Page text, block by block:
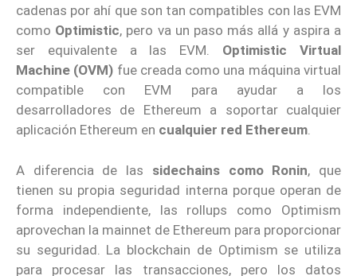
cadenas por ahí que son tan compatibles con las EVM
como Optimistic, pero va un paso más allá y aspira a
ser equivalente a las EVM. Optimistic Virtual
Machine (OVM) fue creada como una máquina virtual
compatible con EVM para ayudar a los
desarrolladores de Ethereum a soportar cualquier
aplicación Ethereum en cualquier red Ethereum.
A diferencia de las sidechains como Ronin, que
tienen su propia seguridad interna porque operan de
forma independiente, las rollups como Optimism
aprovechan la mainnet de Ethereum para proporcionar
su seguridad. La blockchain de Optimism se utiliza
para procesar las transacciones, pero los datos